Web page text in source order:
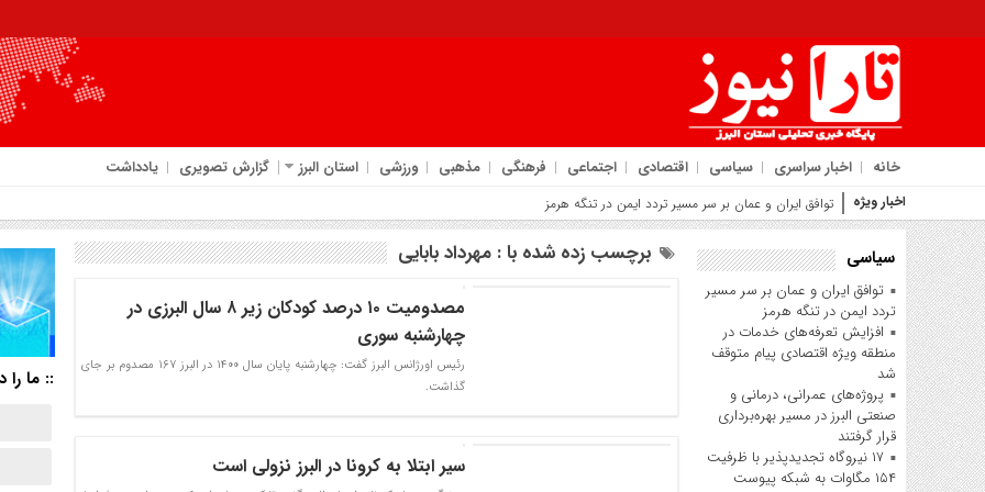
خانه اخبار سراسری سیاسی اقتصادی اجتماعی فرهنگی مذهبی ورزشی استان البرز گزارش تصویری یادداشت
اخبار ویژه روایت شهرد
سیاسی
توافق ایران و عمان بر سر مسیر
تردد ایمن در تنگه هرمز
افزایش تعرفه‌های خدمات در
منطقه ویژه اقتصادی پیام متوقف
شد
پروژه‌های عمرانی، درمانی و
صنعتی البرز در مسیر بهره‌برداری
قرار گرفتند
۱۷ نیروگاه تجدیدپذیر با ظرفیت
۱۵۴ مگاوات به شبکه پیوست
برچسب زده شده با : مهرداد بابایی
مصدومیت ۱۰ درصد کودکان زیر ۸ سال البرزی در
چهارشنبه‌ سوری
رئیس اورژانس البرز گفت: چهارشنبه پایان سال ۱۴۰۰ در البرز ۱۶۷ مصدوم بر جای
گذاشت.
سیر ابتلا به کرونا در البرز نزولی است
:: ما را